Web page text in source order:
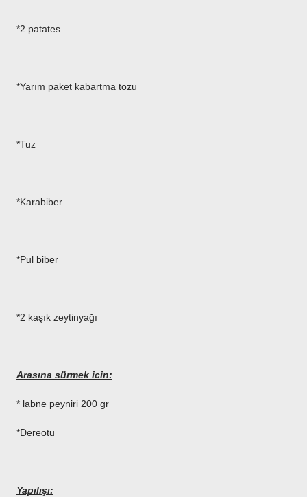
*2 patates
*Yarım paket kabartma tozu
*Tuz
*Karabiber
*Pul biber
*2 kaşık zeytinyağı
Arasına sürmek icin:
* labne peyniri 200 gr
*Dereotu
Yapılışı: